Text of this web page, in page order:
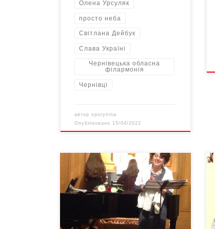
Олена Урсуляк
просто неба
Світлана Дейбук
Слава Україні
Чернівецька обласна
філармонія
Чернівці
авторsporynina
Опубліковано 15/04/2022
Концерт улюбленої чернівчанами
співачки, солістки Чернівецької
філармонії Олени Урсуляк
напередодні дня Святого Миколая
був, як завжди, феєрично
святковим і… камерно душевним.